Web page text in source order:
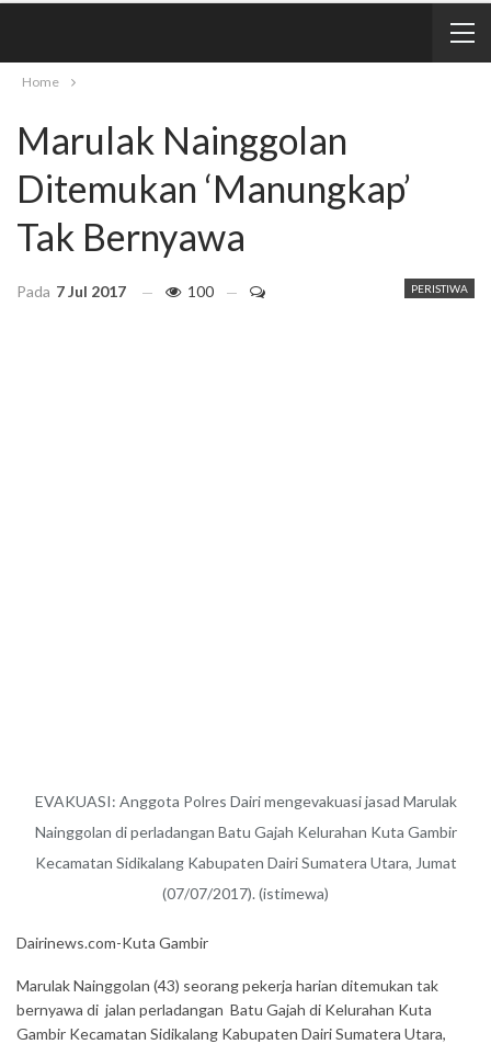
Home
Marulak Nainggolan
Ditemukan ‘Manungkap’
Tak Bernyawa
PERISTIWA
Pada 7 Jul 2017 100
EVAKUASI: Anggota Polres Dairi mengevakuasi jasad Marulak
Nainggolan di perladangan Batu Gajah Kelurahan Kuta Gambir
Kecamatan Sidikalang Kabupaten Dairi Sumatera Utara, Jumat
(07/07/2017). (istimewa)
Dairinews.com-Kuta Gambir
Marulak Nainggolan (43) seorang pekerja harian ditemukan tak
bernyawa di jalan perladangan Batu Gajah di Kelurahan Kuta
Gambir Kecamatan Sidikalang Kabupaten Dairi Sumatera Utara,